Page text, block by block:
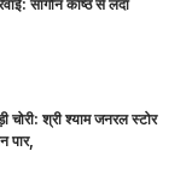
सागौन काष्ठ से लदा
चोरी: श्री श्याम जनरल स्टोर
पार,